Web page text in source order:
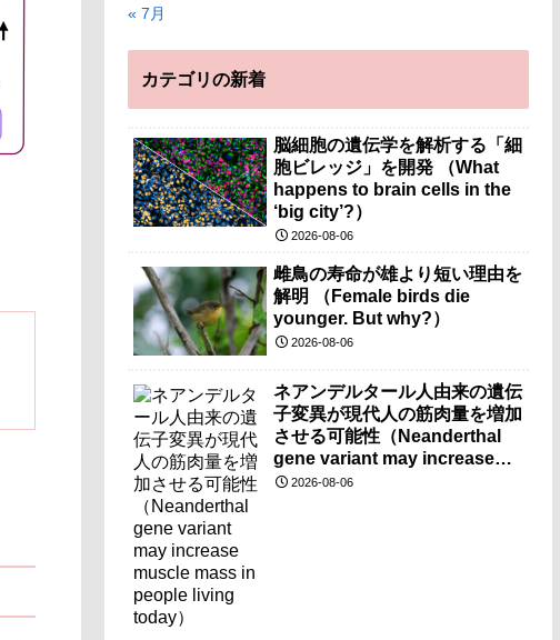
« 7月
カテゴリの新着
脳細胞の遺伝学を解析する「細
胞ビレッジ」を開発 （What
happens to brain cells in the
‘big city’?）
2026-08-06
雌鳥の寿命が雄より短い理由を
解明 （Female birds die
younger. But why?）
2026-08-06
ネアンデルタール人由来の遺伝
子変異が現代人の筋肉量を増加
させる可能性（Neanderthal
gene variant may increase
muscle mass in people living
2026-08-06